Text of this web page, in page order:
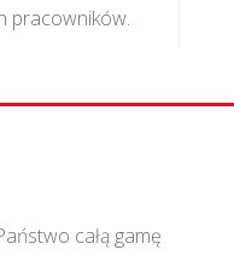
pracowników.
całą gamę